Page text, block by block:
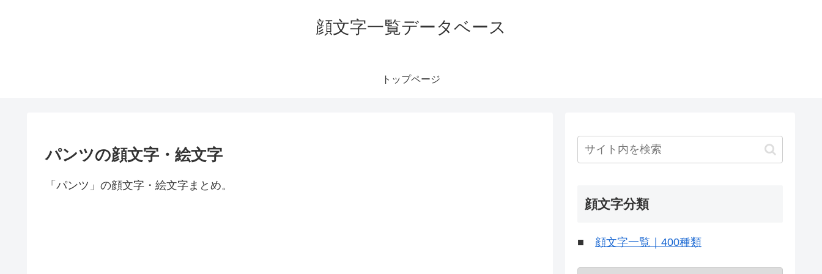
顔文字一覧データベース
トップページ
パンツの顔文字・絵文字
「パンツ」の顔文字・絵文字まとめ。
顔文字分類
■ 顔文字一覧｜400種類